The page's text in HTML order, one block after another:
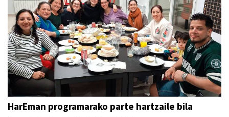
HarEman programarako parte hartzaile bila